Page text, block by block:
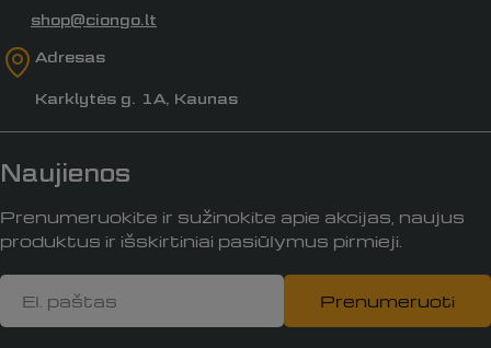
shop@ciongo.lt
Adresas
Karklytės g. 1A, Kaunas
Naujienos
Prenumeruokite ir sužinokite apie akcijas, naujus
produktus ir išskirtiniai pasiūlymus pirmieji.
El.
paštas
Prenumeruoti